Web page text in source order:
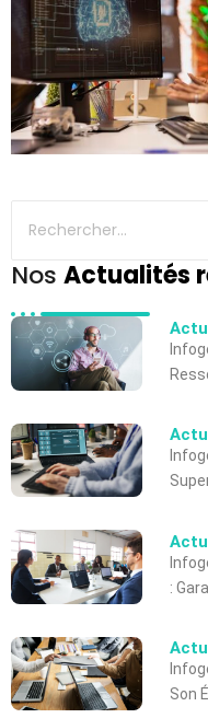
Nos Actualités
:
Son